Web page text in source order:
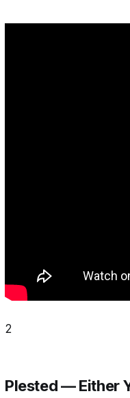
2
Plested — Either